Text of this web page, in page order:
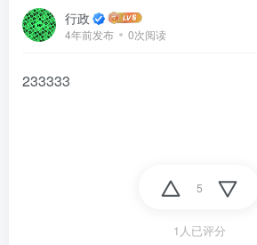
行政
4年前发布 0次阅读
233333
5
1人已评分